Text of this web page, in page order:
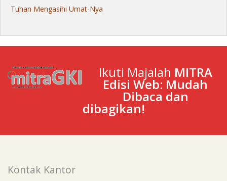
Tuhan Mengasihi Umat-Nya
Ikuti Majalah MITRA
Edisi Web: Mudah
Dibaca dan
dibagikan!
Kontak Kantor